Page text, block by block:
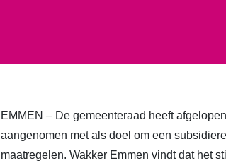
EMMEN – De gemeenteraad heeft
aangenomen met als doel om een
maatregelen. Wakker Emmen vindt dat het